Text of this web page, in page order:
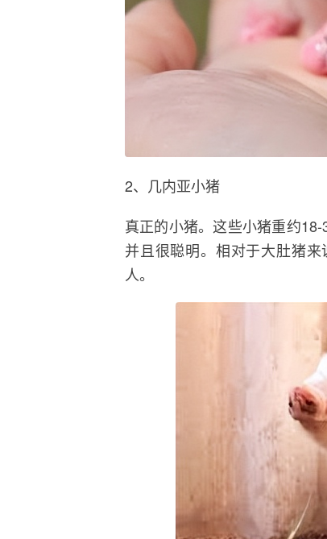
2、几内亚小猪
真正的小猪。这些小猪重约
并且很聪明。相对于大肚猪
人。